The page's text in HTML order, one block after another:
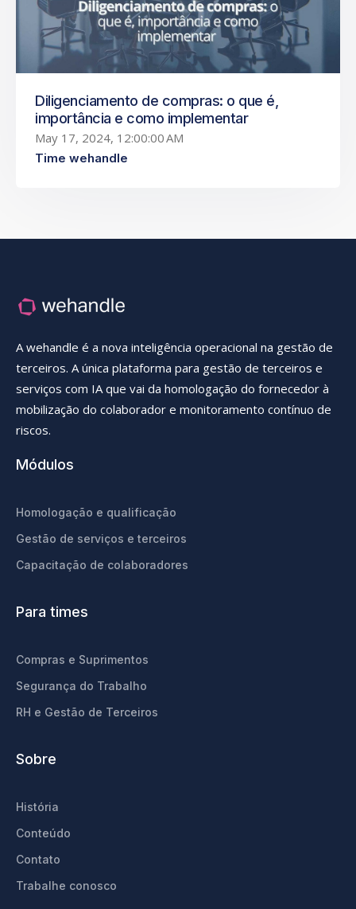
Diligenciamento de compras: o que é,
importância e como implementar
May 17, 2024, 12:00:00 AM
Time wehandle
A wehandle é a nova inteligência operacional na gestão de
terceiros. A única plataforma para gestão de terceiros e
serviços com IA que vai da homologação do fornecedor à
mobilização do colaborador e monitoramento contínuo de
riscos.
Módulos
Homologação e qualificação
Gestão de serviços e terceiros
Capacitação de colaboradores
Para times
Compras e Suprimentos
Segurança do Trabalho
RH e Gestão de Terceiros
Sobre
História
Conteúdo
Contato
Trabalhe conosco